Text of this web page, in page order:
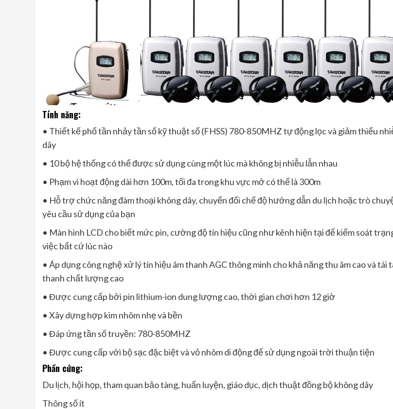
Tính năng:
• Thiết kế phổ tần nhảy tần số kỹ thuật số (FHSS) 780-850MHZ tự động lọc và giảm thiểu
dây
• 10 bộ hệ thống có thể được sử dụng cùng một lúc mà không bị nhiễu lẫn nhau
• Phạm vi hoạt động dài hơn 100m, tối đa trong khu vực mở có thể là 300m
• Hỗ trợ chức năng đàm thoại không dây, chuyển đổi chế độ hướng dẫn du lịch hoặc trò
yêu cầu sử dụng của bạn
• Màn hình LCD cho biết mức pin, cường độ tín hiệu cũng như kênh hiện tại để kiểm soát
việc bất cứ lúc nào
• Áp dụng công nghệ xử lý tín hiệu âm thanh AGC thông minh cho khả năng thu âm cao và tái
thanh chất lượng cao
• Được cung cấp bởi pin lithium-ion dung lượng cao, thời gian chơi hơn 12 giờ
• Xây dựng hợp kim nhôm nhẹ và bền
• Đáp ứng tần số truyền: 780-850MHZ
• Được cung cấp với bộ sạc đặc biệt và vỏ nhôm di động để sử dụng ngoài trời thuận tiện
Phần cứng:
Du lịch, hội họp, tham quan bảo tàng, huấn luyện, giáo dục, dịch thuật đồng bộ không dây
Thông số ít